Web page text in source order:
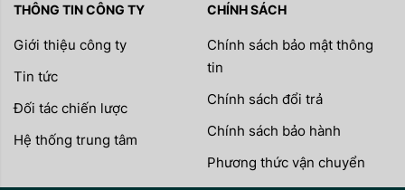
THÔNG TIN CÔNG TY
Giới thiệu công ty
Tin tức
Đối tác chiến lược
Hệ thống trung tâm
CHÍNH SÁCH
Chính sách bảo mật thông
tin
Chính sách đổi trả
Chính sách bảo hành
Phương thức vận chuyển